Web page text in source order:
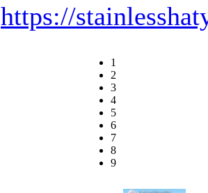
https://
1
2
3
4
5
6
7
8
9